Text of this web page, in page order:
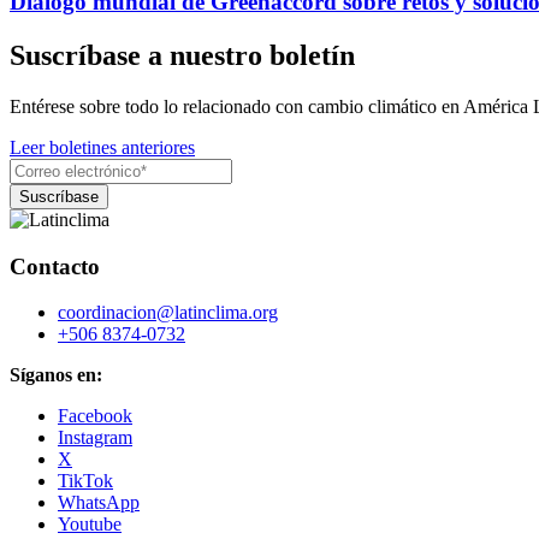
Suscríbase a nuestro boletín
Entérese sobre todo lo relacionado con cambio climático en América
Leer boletines anteriores
Contacto
coordinacion@latinclima.org
+506 8374-0732
Síganos en:
Facebook
Instagram
X
TikTok
WhatsApp
Youtube